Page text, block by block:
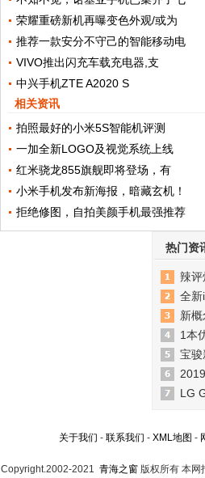
荣耀重磅新机再曝变色外观/或为
推荐一款安分不守己的智能移动电
VIVO推出闪充车载充电器,支
中兴手机ZTE A2020 S
相关资讯
拍照最好的小米5S智能机评测
一加全新LOGO及视觉系统上线
红米骁龙855旗舰即将登场，有
小米手机发布新海报，暗藏玄机！
拒绝修图，自拍美颜手机最强推荐
热门资
辣评
全新
新
1本
宝骏
LG
关于我们 - 联系我们 - XML地图 -
Copyright.2002-2021 青海之窗 版权所有 本网